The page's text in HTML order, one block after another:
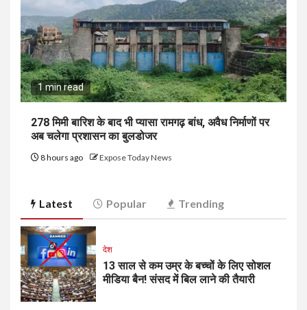
1 min read
278 मिमी बारिश के बाद भी प्यासा रामगढ़ बांध, अवैध निर्माणों पर
अब चलेगा प्रशासन का बुलडोजर
8 hours ago Expose Today News
Latest Popular Trending
देश
13 साल से कम उम्र के बच्चों के लिए सोशल
मीडिया बैन! संसद में बिल लाने की तैयारी